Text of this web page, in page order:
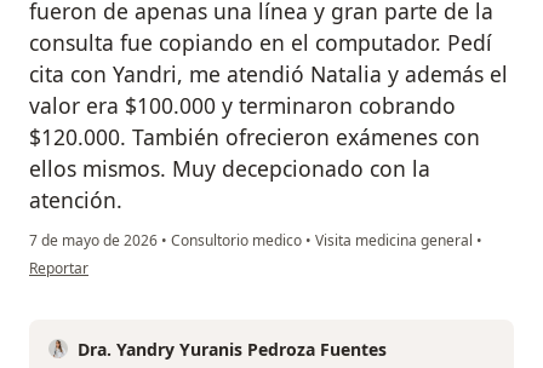
fueron de apenas una línea y gran parte de la
consulta fue copiando en el computador. Pedí
cita con Yandri, me atendió Natalia y además el
valor era $100.000 y terminaron cobrando
$120.000. También ofrecieron exámenes con
ellos mismos. Muy decepcionado con la
atención.
7 de mayo de 2026 • Consultorio medico • Visita medicina general •
en opinión del usuario Juan Diego Marín Echeverri
Reportar
Dra. Yandry Yuranis Pedroza Fuentes